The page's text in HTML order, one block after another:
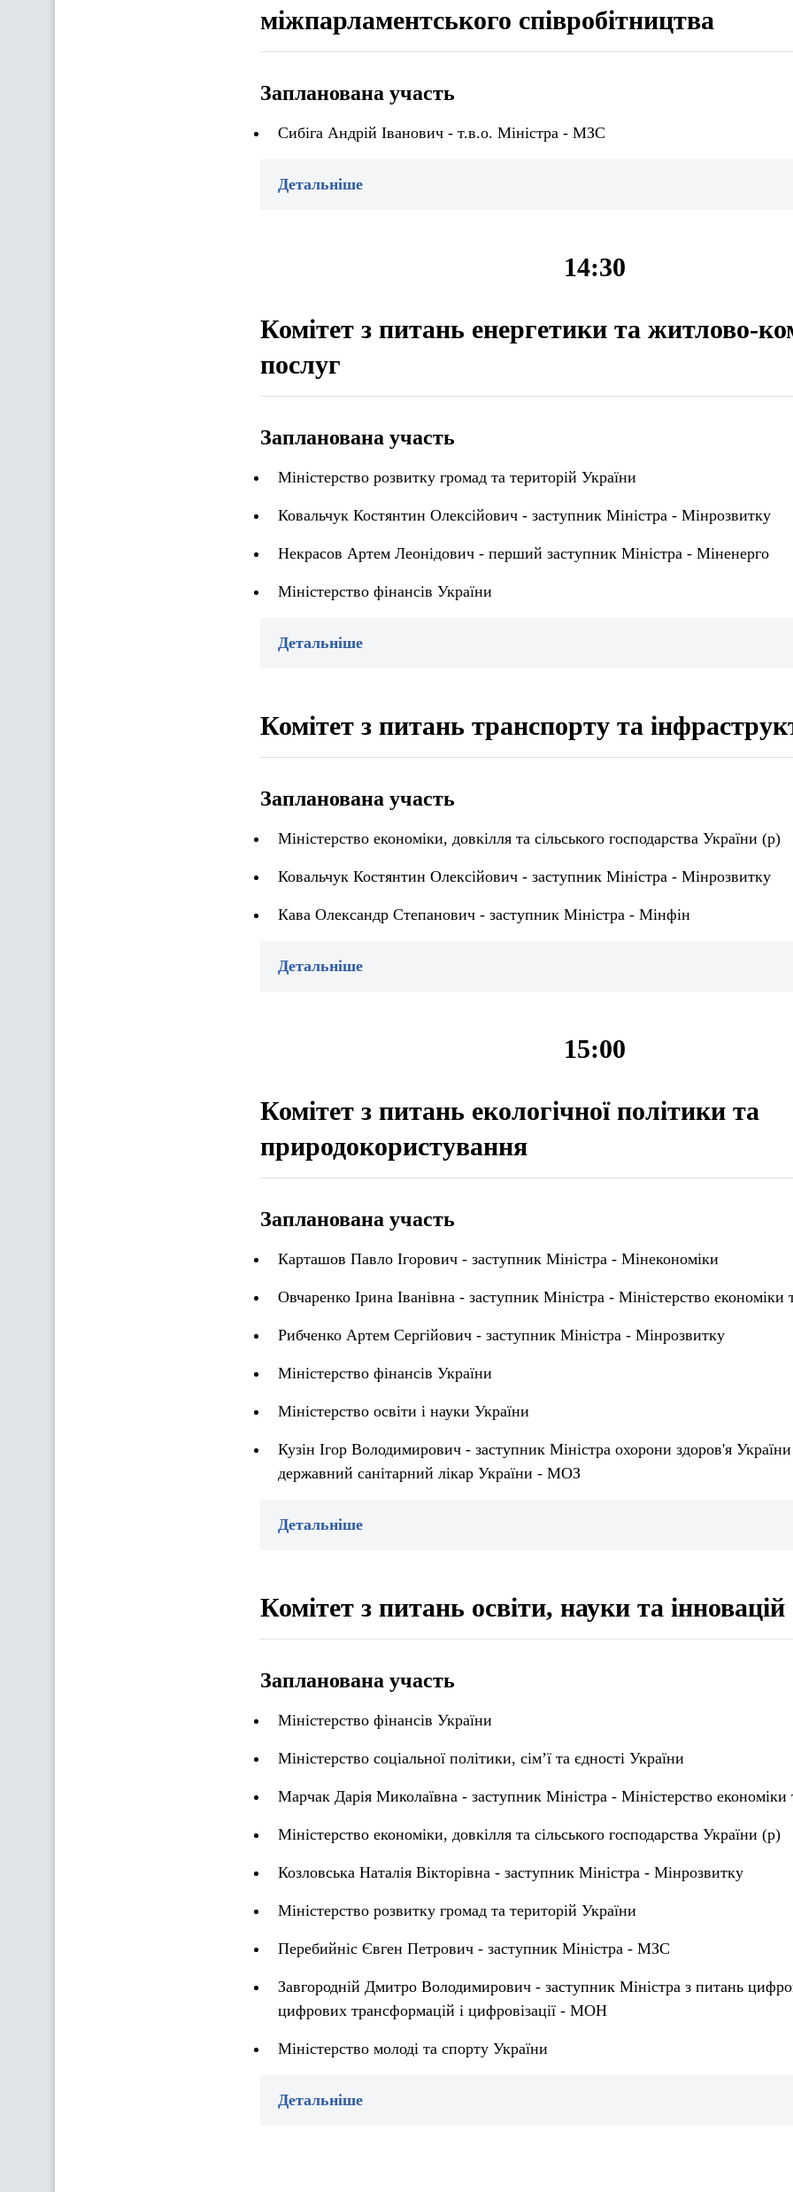
міжпарламентського співробітництва
Запланована участь
Сибіга Андрій Іванович - т.в.о. Міністра - МЗС
Детальніше
14:30
Комітет з питань енергетики та житлово-
послуг
Запланована участь
Міністерство розвитку громад та територій України
Ковальчук Костянтин Олексійович - заступник Міністра - Мінрозвитку
Некрасов Артем Леонідович - перший заступник Міністра - Міненерго
Міністерство фінансів України
Детальніше
Комітет з питань транспорту та
Запланована участь
Міністерство економіки, довкілля та сільського господарства України (р)
Ковальчук Костянтин Олексійович - заступник Міністра - Мінрозвитку
Кава Олександр Степанович - заступник Міністра - Мінфін
Детальніше
15:00
Комітет з питань екологічної політики та
природокористування
Запланована участь
Карташов Павло Ігорович - заступник Міністра - Мінекономіки
Овчаренко Ірина Іванівна - заступник Міністра - Міністерство економіки
Рибченко Артем Сергійович - заступник Міністра - Мінрозвитку
Міністерство фінансів України
Міністерство освіти і науки України
Кузін Ігор Володимирович - заступник Міністра охорони здоров'я
державний санітарний лікар України - МОЗ
Детальніше
Комітет з питань освіти, науки та інновацій
Запланована участь
Міністерство фінансів України
Міністерство соціальної політики, сім’ї та єдності України
Марчак Дарія Миколаївна - заступник Міністра - Міністерство економіки
Міністерство економіки, довкілля та сільського господарства України (р)
Козловська Наталія Вікторівна - заступник Міністра - Мінрозвитку
Міністерство розвитку громад та територій України
Перебийніс Євген Петрович - заступник Міністра - МЗС
Завгородній Дмитро Володимирович - заступник Міністра з питань
цифрових трансформацій і цифровізації - МОН
Міністерство молоді та спорту України
Детальніше